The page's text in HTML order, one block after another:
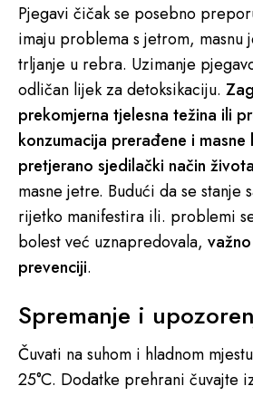
Pjegavi čičak se posebno
imaju problema s jetrom, masnu
trljanje u rebra. Uzimanje
odličan lijek za detoksikaciju.
prekomjerna tjelesna težina ili
konzumacija prerađene i
pretjerano sjedilački način života
masne jetre. Budući da se stanje
rijetko manifestira ili. problemi
bolest već uznapredovala,
prevenciji.
Spremanje i
Čuvati na suhom i hladnom
25°C. Dodatke prehrani čuvajte